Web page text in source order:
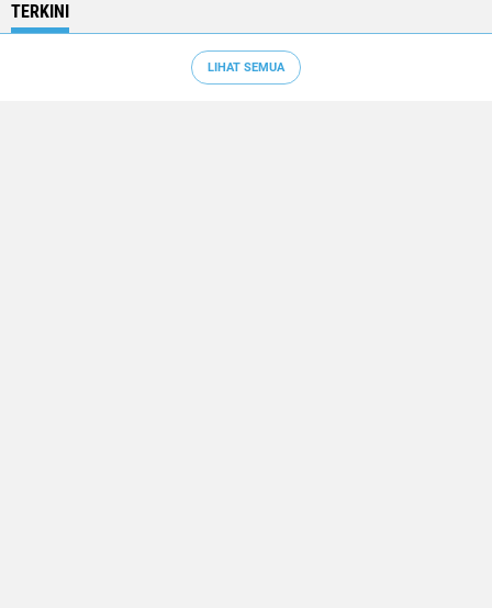
TERKINI
LIHAT SEMUA